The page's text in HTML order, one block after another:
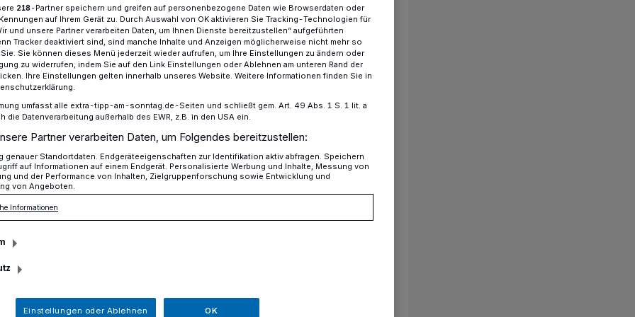
Rheurdt/Niederrhein: Rosenfest auf den Tompshof
den Tompshof
Club Rheurdt/Niederrhein lädt am
Rosenfest auf den Tompshof in
218-Partner speichern und greifen auf personenbezogene Daten wie Browserdaten oder
auf Ihrem Gerät zu. Durch Auswahl von OK aktivieren Sie Tracking-Technologien für
und unsere Partner verarbeiten Daten, um Ihnen Dienste bereitzustellen“ aufgeführten
Tracker deaktiviert sind, sind manche Inhalte und Anzeigen möglicherweise nicht mehr so
Sie können dieses Menü jederzeit wieder aufrufen, um Ihre Einstellungen zu ändern oder
zu widerrufen, indem Sie auf den Link Einstellungen oder Ablehnen am unteren Rand der
Ihre Einstellungen gelten innerhalb unseres Website. Weitere Informationen finden Sie in
umfasst alle extra-tipp-am-sonntag.de-Seiten und schließt gem. Art. 49 Abs. 1 S. 1 lit. a
die Datenverarbeitung außerhalb des EWR, z.B. in den USA ein.
Partner verarbeiten Daten, um Folgendes bereitzustellen:
genauer Standortdaten. Endgeräteeigenschaften zur Identifikation aktiv abfragen. Speichern
auf Informationen auf einem Endgerät. Personalisierte Werbung und Inhalte, Messung von
und der Performance von Inhalten, Zielgruppenforschung sowie Entwicklung und
von Angeboten.
Informationen
Einstellungen oder Ablehnen OK